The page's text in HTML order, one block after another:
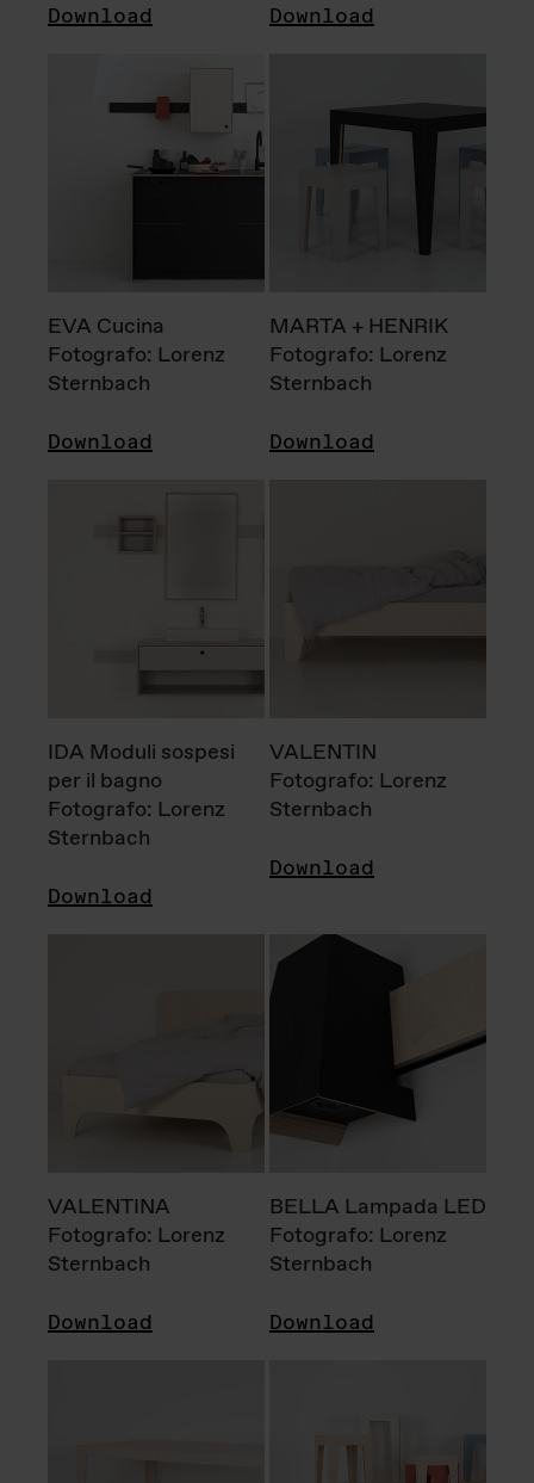
Download Download
EVA Cucina
Fotografo: Lorenz
Sternbach
Download
MARTA + HENRIK
Fotografo: Lorenz
Sternbach
Download
IDA Moduli sospesi
per il bagno
Fotografo: Lorenz
Sternbach
Download
VALENTIN
Fotografo: Lorenz
Sternbach
Download
VALENTINA
Fotografo: Lorenz
Sternbach
Download
BELLA Lampada LED
Fotografo: Lorenz
Sternbach
Download